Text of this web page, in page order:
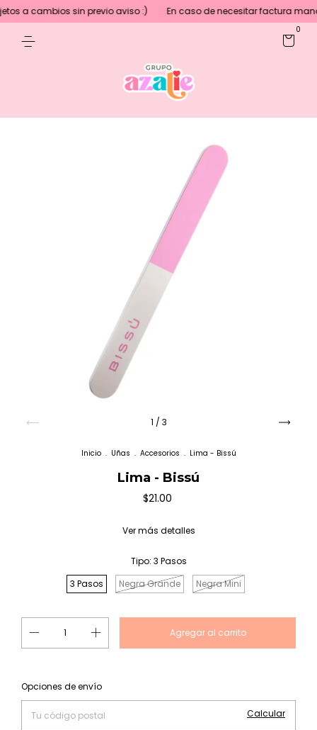
a cambios sin previo aviso :) En caso de necesitar factura
0
1 / 3
Inicio . Uñas . Accesorios . Lima - Bissú
Lima - Bissú
$21.00
Ver más detalles
Tipo: 3 Pasos
3 Pasos
Negra Grande Negra Mini
Entregas para el CP:
Opciones de envío
Calcular